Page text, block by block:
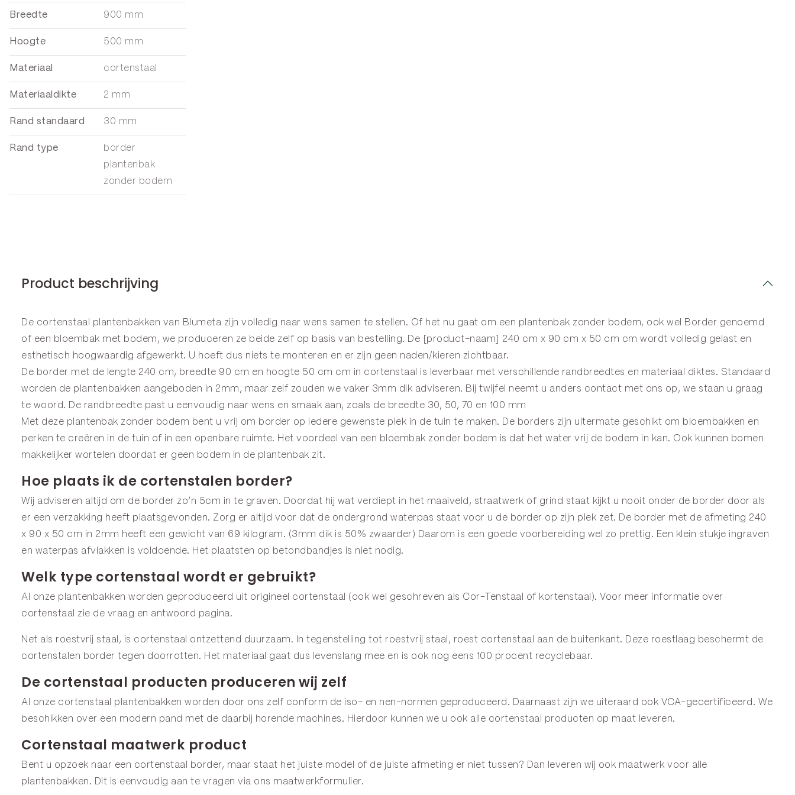
Breedte 900 mm
Hoogte 500 mm
Materiaal cortenstaal
Materiaaldikte 2 mm
Rand standaard 30 mm
Rand type
border
plantenbak
zonder bodem
Product beschrijving
De cortenstaal plantenbakken van Blumeta zijn volledig naar wens samen te stellen. Of het nu gaat om een plantenbak zonder bodem, ook wel Border genoemd
of een bloembak met bodem, we produceren ze beide zelf op basis van bestelling. De [product-naam] 240 cm x 90 cm x 50 cm cm wordt volledig gelast en
esthetisch hoogwaardig afgewerkt. U hoeft dus niets te monteren en er zijn geen naden/kieren zichtbaar.
De border met de lengte 240 cm, breedte 90 cm en hoogte 50 cm cm in cortenstaal is leverbaar met verschillende randbreedtes en materiaal diktes. Standaard
worden de plantenbakken aangeboden in 2mm, maar zelf zouden we vaker 3mm dik adviseren. Bij twijfel neemt u anders contact met ons op, we staan u graag
te woord. De randbreedte past u eenvoudig naar wens en smaak aan, zoals de breedte 30, 50, 70 en 100 mm
Met deze plantenbak zonder bodem bent u vrij om border op iedere gewenste plek in de tuin te maken. De borders zijn uitermate geschikt om bloembakken en
perken te creëren in de tuin of in een openbare ruimte. Het voordeel van een bloembak zonder bodem is dat het water vrij de bodem in kan. Ook kunnen bomen
makkelijker wortelen doordat er geen bodem in de plantenbak zit.
Hoe plaats ik de cortenstalen border?
Wij adviseren altijd om de border zo’n 5cm in te graven. Doordat hij wat verdiept in het maaiveld, straatwerk of grind staat kijkt u nooit onder de border door als
er een verzakking heeft plaatsgevonden. Zorg er altijd voor dat de ondergrond waterpas staat voor u de border op zijn plek zet. De border met de afmeting 240
x 90 x 50 cm in 2mm heeft een gewicht van 69 kilogram. (3mm dik is 50% zwaarder) Daarom is een goede voorbereiding wel zo prettig. Een klein stukje ingraven
en waterpas afvlakken is voldoende. Het plaatsten op betondbandjes is niet nodig.
Welk type cortenstaal wordt er gebruikt?
Al onze plantenbakken worden geproduceerd uit origineel cortenstaal (ook wel geschreven als Cor-Tenstaal of kortenstaal). Voor meer informatie over
cortenstaal zie de vraag en antwoord pagina.
Net als roestvrij staal, is cortenstaal ontzettend duurzaam. In tegenstelling tot roestvrij staal, roest cortenstaal aan de buitenkant. Deze roestlaag beschermt de
cortenstalen border tegen doorrotten. Het materiaal gaat dus levenslang mee en is ook nog eens 100 procent recyclebaar.
De cortenstaal producten produceren wij zelf
Al onze cortenstaal plantenbakken worden door ons zelf conform de iso- en nen-normen geproduceerd. Daarnaast zijn we uiteraard ook VCA-gecertificeerd. We
beschikken over een modern pand met de daarbij horende machines. Hierdoor kunnen we u ook alle cortenstaal producten op maat leveren.
Cortenstaal maatwerk product
Bent u opzoek naar een cortenstaal border, maar staat het juiste model of de juiste afmeting er niet tussen? Dan leveren wij ook maatwerk voor alle
plantenbakken. Dit is eenvoudig aan te vragen via ons maatwerkformulier.